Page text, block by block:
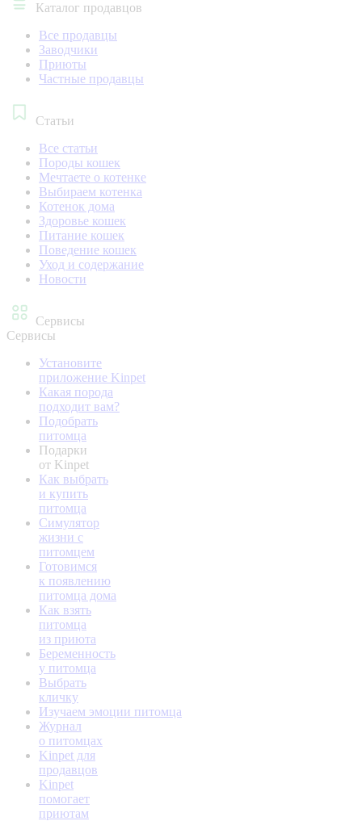
Каталог продавцов
Все продавцы
Заводчики
Приюты
Частные продавцы
Статьи
Все статьи
Породы кошек
Мечтаете о котенке
Выбираем котенка
Котенок дома
Здоровье кошек
Питание кошек
Поведение кошек
Уход и содержание
Новости
Сервисы
Сервисы
Установите
приложение Kinpet
Какая порода
подходит вам?
Подобрать
питомца
Подарки
от Kinpet
Как выбрать
и купить
питомца
Симулятор
жизни с
питомцем
Готовимся
к появлению
питомца дома
Как взять
питомца
из приюта
Беременность
у питомца
Выбрать
кличку
Изучаем эмоции питомца
Журнал
о питомцах
Kinpet для
продавцов
Kinpet
помогает
приютам